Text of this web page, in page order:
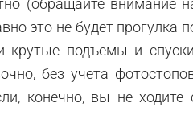
(обращайте внимание
это не будет прогулка
крутые подъемы и
без учета
конечно, вы не ходите